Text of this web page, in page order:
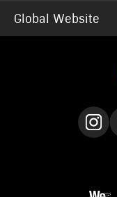
Global Website